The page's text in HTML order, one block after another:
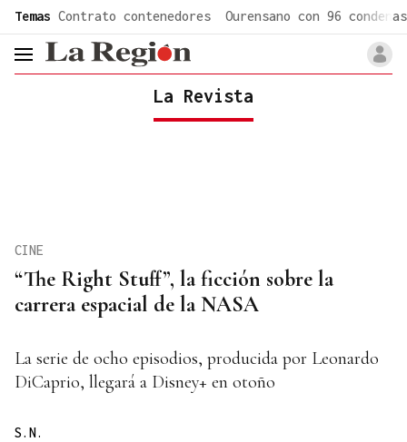
Temas Contrato contenedores Ourensano con 96 condenas
header.menu.open
La Revista
“The Right Stuff”, la ficción sobre la
carrera espacial de la NASA
CINE
La serie de ocho episodios, producida por Leonardo
DiCaprio, llegará a Disney+ en otoño
S.N.